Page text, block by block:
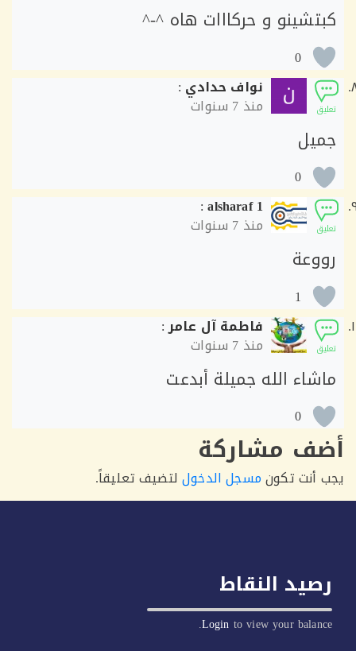
و حركااات هاه ^-^
0
نواف حدادي:
منذ
0
alsharaf 1
:
منذ7 سنوات
1
فاطمة آل عامر:
منذ7 سنوات
الله جميلة أبدعت
0
مشاركة
تكونمسجل الدخوللتضيف تعليقاً.
النقاط
Loginto view your